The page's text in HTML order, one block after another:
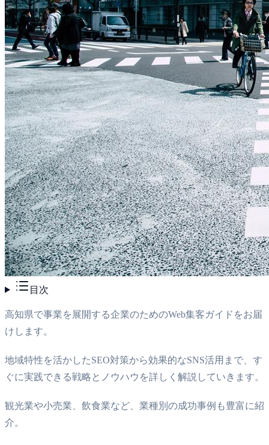
目次
高知県で事業を展開する企業のためのWeb集客ガイドをお届
けします。
地域特性を活かしたSEO対策から効果的なSNS活用まで、す
ぐに実践できる戦略とノウハウを詳しく解説していきます。
観光業や小売業、飲食業など、業種別の成功事例も豊富に紹
介。